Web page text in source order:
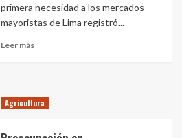
el
Valle
Lorenzo
operatividad
primera necesidad a los mercados
mayoristas de Lima registró...
Leer más
ofertas
en
haba,
Agricultura